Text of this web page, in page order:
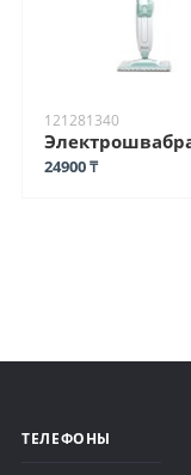
121281340
24900 ₸
ТЕЛЕФОНЫ